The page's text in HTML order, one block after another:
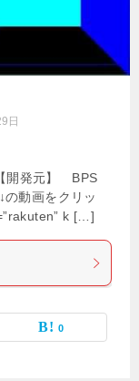
日
開発元】 BPS
動画をクリッ
k […]
0